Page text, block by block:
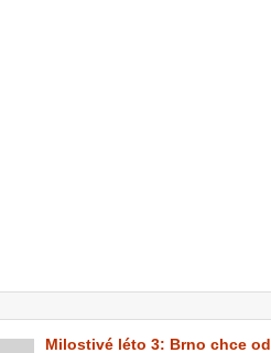
Milostivé léto 3: Brno chce